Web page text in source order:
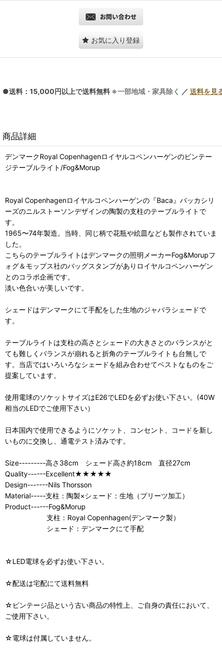
お気に入り登録
●送料：15,000円以上で送料無料 ※一部地域・家具除く ／ 送料を見
商品詳細
デンマークRoyal Copenhagenロイヤルコペンハーゲンのビンテー
ジテーブルライト/Fog&Morup
Royal Copenhagenロイヤルコペンハーゲンの『Baca』バッカシリ
ーズのニルストーソンデザインの陶製の支柱のテーブルライトで
す。
1965〜74年製造。当時、同じ柄で花瓶や絵皿なども製作されていま
した。
こちらのテーブルライトはデンマークの照明メーカーFog&Morupフ
ォグ＆モップス社のバッグスタンプがありロイヤルコペンハーゲン
とのコラボ企画です。
淡い色合いが美しいです。
シェードはデンマークにて手配をした生地のジャバラシェードで
す。
テーブルライトは支柱の高さとシェードの大きさとのバランスがと
ても難しくバランスが崩れると折角のテーブルライトも台無しで
す。当店ではいろいろなシェードを組み合わせてベストなものをご
提案しています。
使用電球のソケットサイズはE26でLEDを必ずお使い下さい。(40W
相当のLEDでご使用下さい）
日本国内で使用できるようにソケット、コンセント、コードを新し
いものに交換し、通電テスト済みです。
Size---------高さ38cm シェード高さ約18cm 直径27cm
Quality------Excellent★★★★★
Design-------Nils Thorsson
Material-----支柱：陶製×シェード：生地（プリーツ加工）
Product------Fog&Morup
支柱：Royal Copenhagen(デンマーク製）
シェード：デンマークにて手配
☆LED電球を必ずお使い下さい。
☆配送は宅配にて送料無料
☆ビンテージ品という古い商品の特性上、ご自身の責任において、
ご使用下さい。
☆電球は付属していません。